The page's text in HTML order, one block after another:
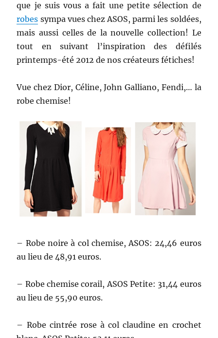
que je suis vous a fait une petite sélection de
robes sympa vues chez ASOS, parmi les soldées,
mais aussi celles de la nouvelle collection! Le
tout en suivant l’inspiration des défilés
printemps-été 2012 de nos créateurs fétiches!
Vue chez Dior, Céline, John Galliano, Fendi,… la
robe chemise!
– Robe noire à col chemise, ASOS: 24,46 euros
au lieu de 48,91 euros.
– Robe chemise corail, ASOS Petite: 31,44 euros
au lieu de 55,90 euros.
– Robe cintrée rose à col claudine en crochet